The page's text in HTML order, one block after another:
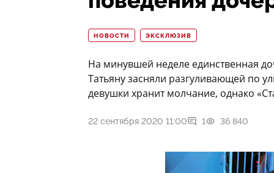
НОВОСТИ ЭКСКЛЮЗИВ
На минувшей неделе единственная
Татьяну засняли разгуливающей по
девушки хранит молчание, однако
22 сентября 2020 11:00 1 36 840